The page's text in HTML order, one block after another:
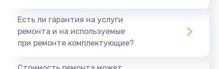
Заказать
1440 руб.
Есть ли гарантия на услуги
ремонта и на используемые
при ремонте комплектующие?